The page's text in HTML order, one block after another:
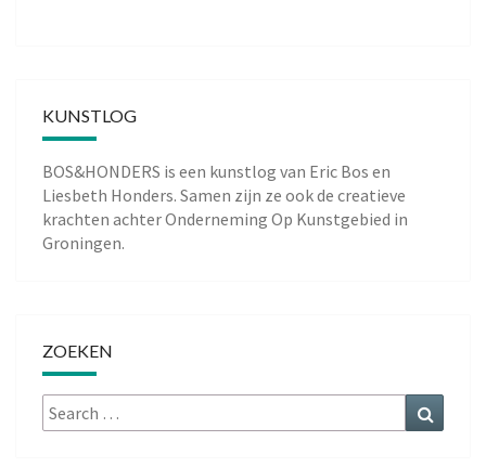
KUNSTLOG
BOS&HONDERS is een kunstlog van Eric Bos en
Liesbeth Honders. Samen zijn ze ook de creatieve
krachten achterOnderneming Op Kunstgebied in
Groningen.
ZOEKEN
Search
for: